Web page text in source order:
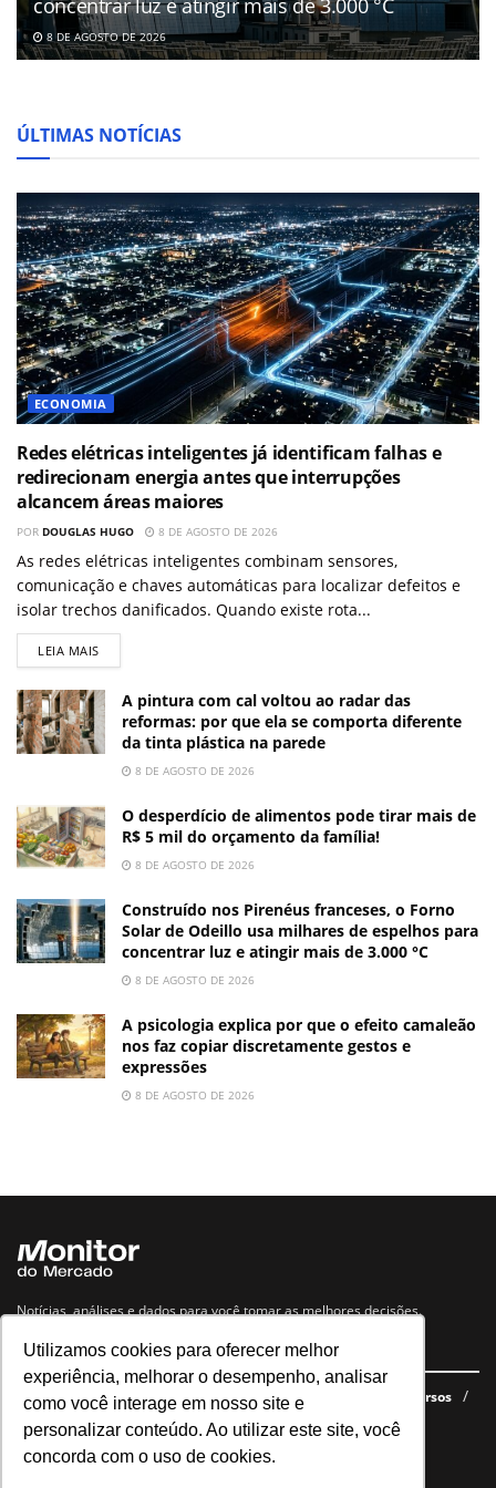
Utilizamos cookies para oferecer melhor
experiência, melhorar o desempenho, analisar
como você interage em nosso site e
personalizar conteúdo. Ao utilizar este site, você
concorda com o uso de cookies.
concentrar luz e atingir mais de 3.000 °C
8 DE AGOSTO DE 2026
ÚLTIMAS NOTÍCIAS
ECONOMIA
Redes elétricas inteligentes já identificam falhas e
redirecionam energia antes que interrupções
alcancem áreas maiores
POR DOUGLAS HUGO 8 DE AGOSTO DE 2026
As redes elétricas inteligentes combinam sensores,
comunicação e chaves automáticas para localizar defeitos e
isolar trechos danificados. Quando existe rota...
LEIA MAIS
A pintura com cal voltou ao radar das
reformas: por que ela se comporta diferente
da tinta plástica na parede
8 DE AGOSTO DE 2026
O desperdício de alimentos pode tirar mais de
R$ 5 mil do orçamento da família!
8 DE AGOSTO DE 2026
Construído nos Pirenéus franceses, o Forno
Solar de Odeillo usa milhares de espelhos para
concentrar luz e atingir mais de 3.000 °C
8 DE AGOSTO DE 2026
A psicologia explica por que o efeito camaleão
nos faz copiar discretamente gestos e
expressões
8 DE AGOSTO DE 2026
Notícias, análises e dados para você tomar as melhores decisões.
Navegue no site
Últimas notícias Quem somos E-books gratuitos
Cursos
Política de privacidade